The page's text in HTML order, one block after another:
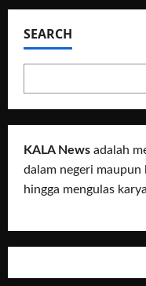
SEARCH
KALA News adalah
dalam negeri maupun
hingga mengulas